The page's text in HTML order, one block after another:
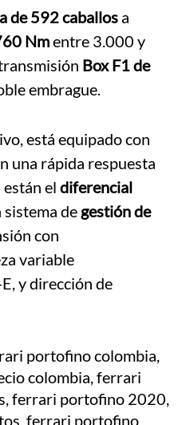
de 592 caballos a
Nmentre 3.000 y
Box F1 de
embrague.
está equipado con
una rápida respuesta
el diferencial
sistema degestión de
con
variable
y dirección de